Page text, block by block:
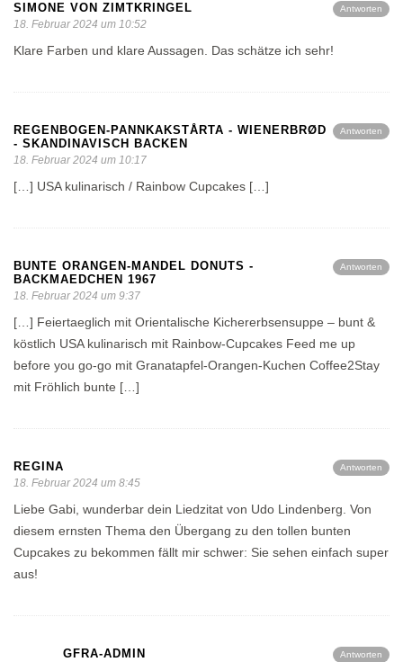
Antworten
SIMONE VON ZIMTKRINGEL
18. Februar 2024 um 10:52
Klare Farben und klare Aussagen. Das schätze ich sehr!
Antworten
REGENBOGEN-PANNKAKSTÅRTA - WIENERBRØD
- SKANDINAVISCH BACKEN
18. Februar 2024 um 10:17
[…] USA kulinarisch / Rainbow Cupcakes […]
Antworten
BUNTE ORANGEN-MANDEL DONUTS -
BACKMAEDCHEN 1967
18. Februar 2024 um 9:37
[…] Feiertaeglich mit Orientalische Kichererbsensuppe – bunt &
köstlich USA kulinarisch mit Rainbow-Cupcakes Feed me up
before you go-go mit Granatapfel-Orangen-Kuchen Coffee2Stay
mit Fröhlich bunte […]
Antworten
REGINA
18. Februar 2024 um 8:45
Liebe Gabi, wunderbar dein Liedzitat von Udo Lindenberg. Von
diesem ernsten Thema den Übergang zu den tollen bunten
Cupcakes zu bekommen fällt mir schwer: Sie sehen einfach super
aus!
Antworten
GFRA-ADMIN